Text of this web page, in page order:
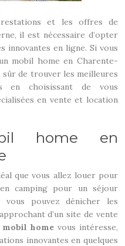
et les offres de
il est nécessaire d’opter
innovantes en ligne. Si vous
mobil home en Charente-
de trouver les meilleures
en choisissant de vous
en vente et location
home en
que vous allez louer pour
camping pour un séjour
vous pouvez dénicher les
d’un site de vente
mobil home vous intéresse,
innovantes en quelques